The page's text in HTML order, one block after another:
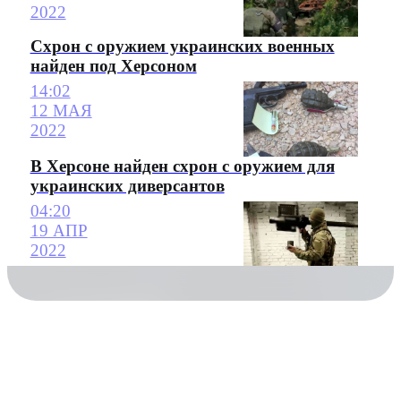
2022
Схрон с оружием украинских военных
найден под Херсоном
14:02
12 МАЯ
2022
В Херсоне найден схрон с оружием для
украинских диверсантов
04:20
19 АПР
2022